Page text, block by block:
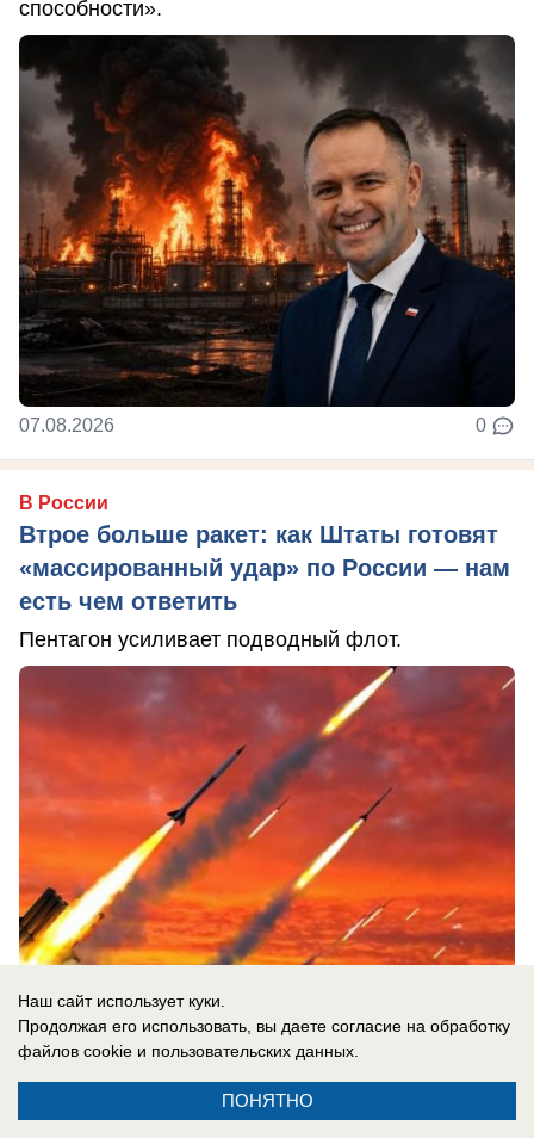
способности».
07.08.2026 0
В России
Втрое больше ракет: как Штаты готовят
«массированный удар» по России — нам
есть чем ответить
Пентагон усиливает подводный флот.
07.08.2026
Наш сайт использует куки.
Продолжая его использовать, вы даете согласие на обработку
файлов cookie и пользовательских данных.
ПОНЯТНО